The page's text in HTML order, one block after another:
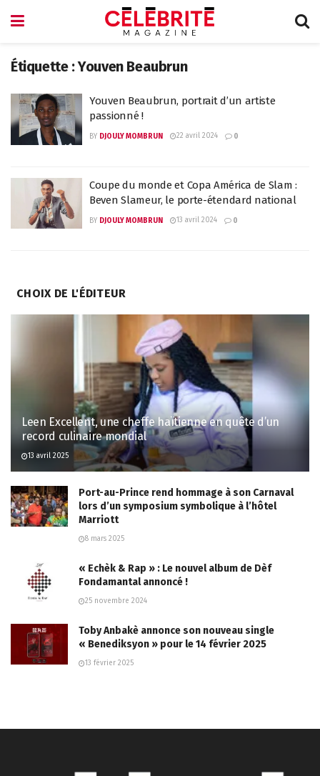
Étiquette :Youven Beaubrun
Youven Beaubrun, portrait d’un artiste
passionné !
BY DJOULY MOMBRUN 22 avril 2024 0
Coupe du monde et Copa América de Slam :
Beven Slameur, le porte-étendard national
BY DJOULY MOMBRUN 13 avril 2024 0
CHOIX DE L'ÉDITEUR
Leen Excellent, une cheffe haïtienne en quête d’un
record culinaire mondial
13 avril 2025
Port-au-Prince rend hommage à son Carnaval
lors d’un symposium symbolique à l’hôtel
Marriott
8 mars 2025
« Echèk & Rap » : Le nouvel album de Dèf
Fondamantal annoncé !
25 novembre 2024
Toby Anbakè annonce son nouveau single
« Benediksyon » pour le 14 février 2025
13 février 2025